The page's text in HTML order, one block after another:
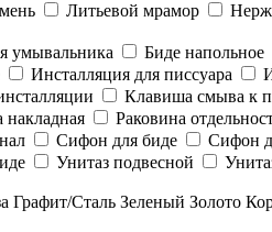
Литьевой мрамор
умывальника
Биде напольное
Инсталляция для писсуара
Клавиша смыва к
накладная Раковина
Сифон для биде Сифон
Унитаз подвесной
Графит/Сталь Зеленый Золото